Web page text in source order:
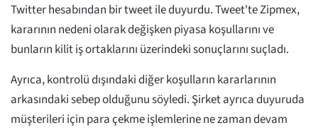
Twitter hesabından bir tweet ile duyurdu. Tweet'te Zipmex,
kararının nedeni olarak değişken piyasa koşullarını ve
bunların kilit iş ortaklarını üzerindeki sonuçlarını suçladı.
Ayrıca, kontrolü dışındaki diğer koşulların kararlarının
arkasındaki sebep olduğunu söyledi. Şirket ayrıca duyuruda
müşterileri için para çekme işlemlerine ne zaman devam